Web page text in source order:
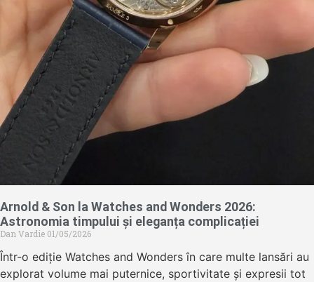
Arnold & Son la Watches and Wonders 2026:
Astronomia timpului și eleganța complicației
Dan Vardie 01/05/2026
Într-o ediție Watches and Wonders în care multe lansări au
explorat volume mai puternice, sportivitate și expresii tot